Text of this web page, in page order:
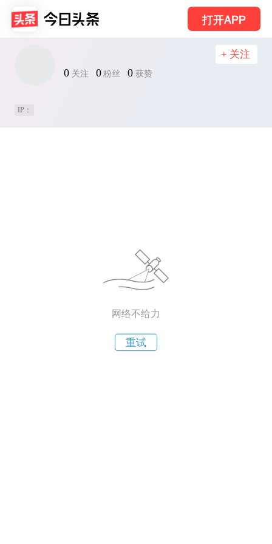
打开APP
0 关注 0 粉丝 0 获赞
+ 关注
IP：
网络不给力
重试